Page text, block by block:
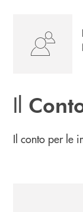
Il
Il conto per le